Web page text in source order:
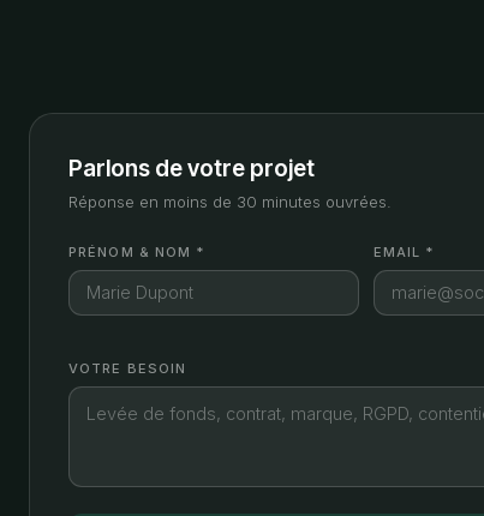
Parlons de votre projet
Réponse en moins de 30 minutes ouvrées.
PRÉNOM & NOM * EMAIL *
VOTRE BESOIN